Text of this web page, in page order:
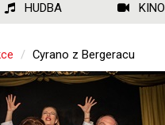
HUDBA KINO
Cyrano z Bergeracu